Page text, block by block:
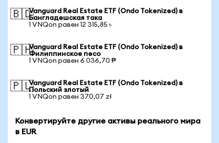
🇧🇩Vanguard Real Estate ETF (Ondo Tokenized) в
Бангладешская така
1 VNQon равен 12 315,85 ৳
🇵🇭Vanguard Real Estate ETF (Ondo Tokenized) в
Филиппинское песо
1 VNQon равен 6 036,70 ₱
🇵🇱Vanguard Real Estate ETF (Ondo Tokenized) в
Польский злотый
1 VNQon равен 370,07 zł
Конвертируйте другие активы реального мира
в EUR